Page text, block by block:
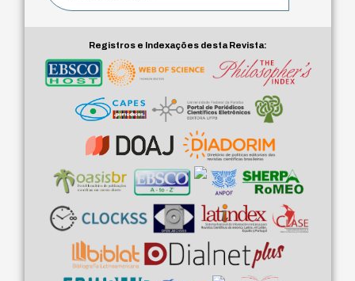
Registros e Indexações desta Revista: